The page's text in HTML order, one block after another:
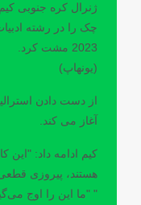
2023 مشت کرد.
(یونهاپ)
از دست دادن
آغاز می کند.
کیم ادامه داد: "این
هستند، پیروزی
" "ما این را اوج